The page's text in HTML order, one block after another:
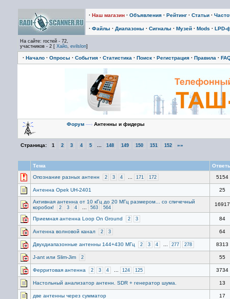
· Наш магазин · Объявления · Рейтинг · Статьи ·
· Файлы · Диапазоны · Сигналы · Музей · Mods · LPD-
На сайте: гостей - 72,
участников - 2 [ Хайо, evilslon]
· Начало · Опросы · События · Статистика · Поиск · Регистрация · Правила ·
Форум —› Антенны и фидеры
Страница: 1 2 3 4 5 148 149 150 151 152 »»
Тема
Опознание разных антенн
2 3 4 171 172 5154
Антенна Opek UH-2401 25
Активная антенна от 10 кГц до 20 МГц размером... со спичечный
коробок!
2 3 4 563 564
16917
Приемная антенна Loop On Ground 2 3 84
Антенна волновой канал 2 3 64
Двухдиапазонные антенны 144+430 МГц 2 3 4 277 278 8313
J-ant или Slim-Jim 2 55
Ферритовая антенна 2 3 4 124 125 3734
Настольный анализатор антенн. SDR + генератор шума. 13
две антенны через сумматор 17